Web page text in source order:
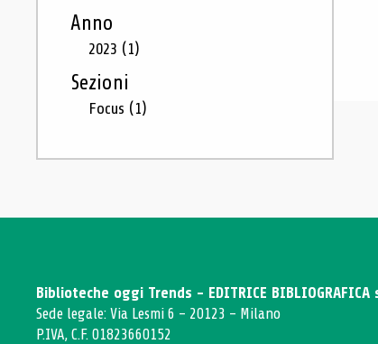
Anno
2023 (1)
Sezioni
Focus (1)
Biblioteche oggi Trends - EDITRICE BIBLIOGRAFICA
Sede legale: Via Lesmi 6 - 20123 - Milano
P.IVA, C.F. 01823660152